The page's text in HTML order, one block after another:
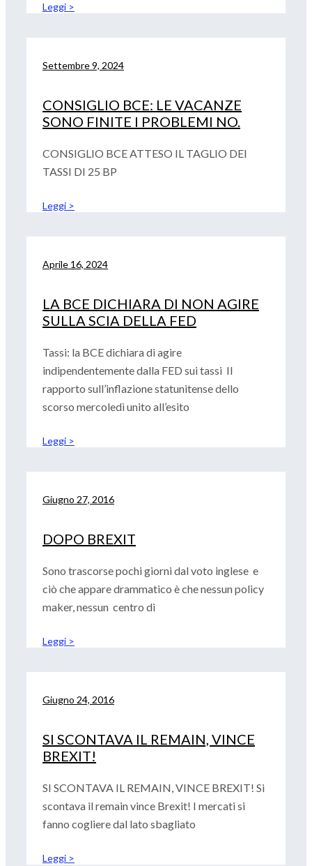
Leggi >
Settembre 9, 2024
CONSIGLIO BCE: LE VACANZE
SONO FINITE I PROBLEMI NO.
CONSIGLIO BCE ATTESO IL TAGLIO DEI
TASSI DI 25 BP
Leggi >
Aprile 16, 2024
LA BCE DICHIARA DI NON AGIRE
SULLA SCIA DELLA FED
Tassi: la BCE dichiara di agire
indipendentemente dalla FED sui tassi Il
rapporto sull’inflazione statunitense dello
scorso mercoledì unito all’esito
Leggi >
Giugno 27, 2016
DOPO BREXIT
Sono trascorse pochi giorni dal voto inglese e
ciò che appare drammatico è che nessun policy
maker, nessun centro di
Leggi >
Giugno 24, 2016
SI SCONTAVA IL REMAIN, VINCE
BREXIT!
SI SCONTAVA IL REMAIN, VINCE BREXIT! Si
scontava il remain vince Brexit! I mercati si
fanno cogliere dal lato sbagliato
Leggi >